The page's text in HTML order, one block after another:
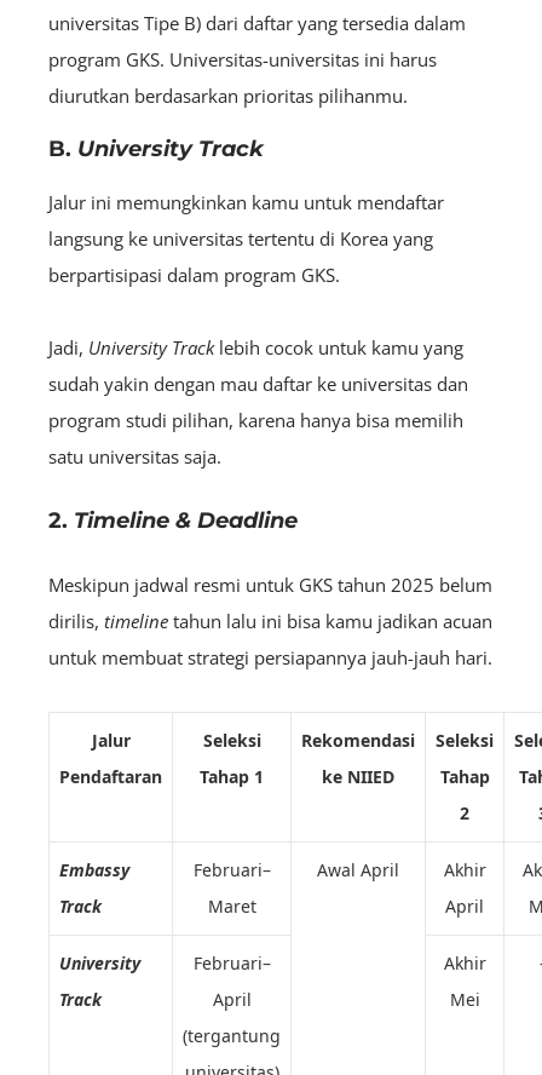
universitas Tipe B) dari daftar yang tersedia dalam
program GKS. Universitas-universitas ini harus
diurutkan berdasarkan prioritas pilihanmu.
B. University Track
Jalur ini memungkinkan kamu untuk mendaftar
langsung ke universitas tertentu di Korea yang
berpartisipasi dalam program GKS.
Jadi, University Tracklebih cocok untuk kamu yang
sudah yakin dengan mau daftar ke universitas dan
program studi pilihan, karena hanya bisa memilih
satu universitas saja.
2. Timeline & Deadline
Meskipun jadwal resmi untuk GKS tahun 2025 belum
dirilis, timeline tahun lalu ini bisa kamu jadikan acuan
untuk membuat strategi persiapannya jauh-jauh hari.
Jalur
Pendaftaran
Seleksi
Tahap 1
Rekomendasi
ke NIIED
Seleksi
Tahap
2
Embassy
Track
Februari–
Maret
Awal April
Akhir
April
University
Track
Februari–
April
(tergantung
Akhir
Mei